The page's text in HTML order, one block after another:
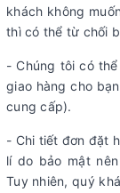
khách không
thì có thể từ chối
- Chúng tôi có
giao hàng cho
cung cấp).
- Chi tiết đơn đặt
lí do bảo mật
Tuy nhiên, quý